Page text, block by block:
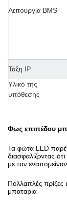
Λειτουργία BMS
Τάξη IP
Υλικό της
υπόθεσης
Φως επιπέδου
Τα φώτα LED
διασφαλίζοντας
με τον
Πολλαπλές πρίζες
μπαταρία